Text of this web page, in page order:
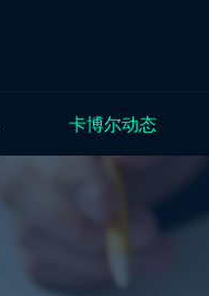
卡博尔动态